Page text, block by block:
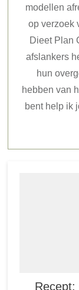
modellen
op verzoek
Dieet Plan
afslankers
hun
hebben van
bent help ik
Recept: